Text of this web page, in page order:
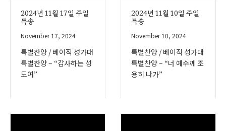
2024년 11월 17일 주일
특송
November 17, 2024
특별찬양 / 베이직 성가대
특별찬양 – “감사하는 성
도여”
2024년 11월 10일 주일
특송
November 10, 2024
특별찬양 / 베이직 성가대
특별찬양 – “너 예수께 조
용히 나가”